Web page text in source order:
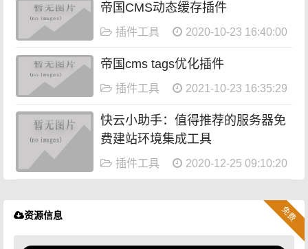
帝国CMS动态缓存插件
插件工具 2020-10-23 16:40:00
帝国cms tags优化插件
插件工具 2021-10-23 16:35:29
快云小助手：值得推荐的服务器免
费建站环境集成工具
插件工具 2020-12-25 09:10:20
资源信息 免费